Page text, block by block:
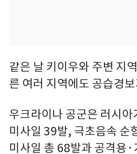
같은 날 키이우와 주변 지
른 여러 지역에도 공습경
우크라이나 공군은 러시
미사일 39발, 극초음속 순
미사일 총 68발과 공격용